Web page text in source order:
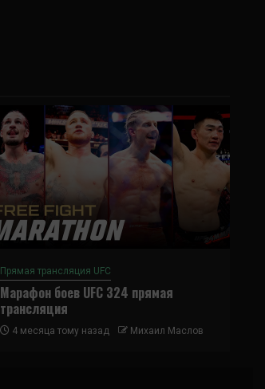
Прямая трансляция UFC
Марафон боев UFC 324 прямая
трансляция
4 месяца тому назад Михаил Маслов